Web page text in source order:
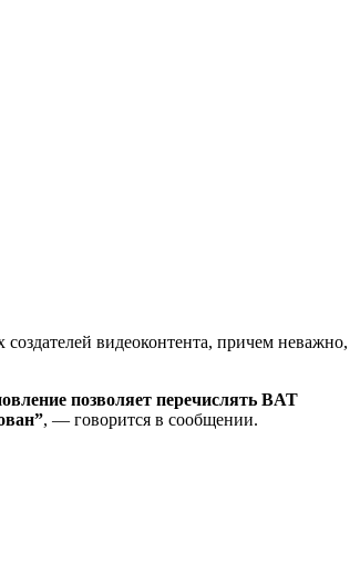
видеоконтента, причем неважно,
позволяет перечислять BAT
, — говорится в сообщении.